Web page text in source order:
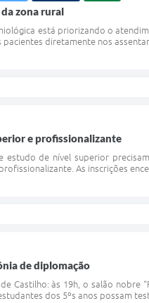
zona rural
está priorizando o
diretamente nos
e profissionalizante
estudo de nível superior
As inscrições
de diplomação
às 19h, o salão nobre
dos 5ºs anos possam